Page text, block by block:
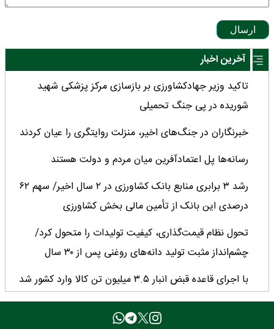
ارسال
آخرین اخبار
تاکید وزیر جهادکشاورزی بر بازسازی مرکز پزشکی شهید
شوریده در پی جنگ تحمیلی
خبرنگاران در جنگ‌های اخیر، منزلت روایتگری را عیان کردند
رسانه‌ها پل اعتمادآفرین میان مردم و دولت هستند
رشد ۳ برابری منابع بانک کشاورزی در ۲ سال اخیر/ سهم ۶۲
درصدی این بانک از تأمین مالی بخش کشاورزی
تحول نظام قیمت‌گذاری، کیفیت تولیدات را متحول کرد/
چشم‌انداز مثبت تولید دانه‌های روغنی پس از ۳۰ سال
با اجرای قاعده قبض انبار ۳.۵ میلیون تن کالا وارد کشور شد
میانگین عملکرد غلات ایران ۲.۷ تن در هکتار؛ فاصله معنادار با